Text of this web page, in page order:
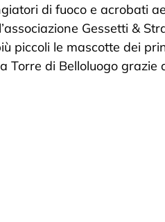
di fuoco e acrobati
Gessetti &
piccoli le mascotte dei
Torre di Belloluogo